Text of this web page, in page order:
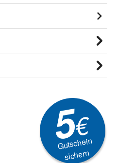
5€
Gutschein
sichern